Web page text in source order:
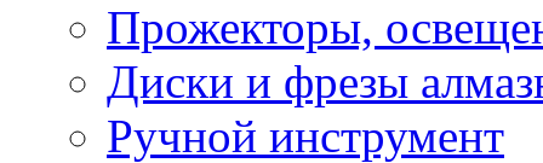
Прожекторы,
Диски и фрезы
Ручной инструмент